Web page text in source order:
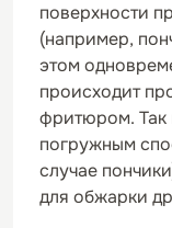
поверхности
(например,
этом
происходит
фритюром. Так
погружным
случае
для обжарки